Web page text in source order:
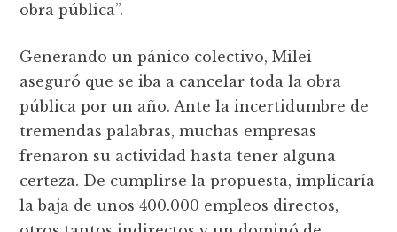
obra pública”.
Generando un pánico colectivo, Milei
aseguró que se iba a cancelar toda la obra
pública por un año. Ante la incertidumbre de
tremendas palabras, muchas empresas
frenaron su actividad hasta tener alguna
certeza. De cumplirse la propuesta, implicaría
la baja de unos 400.000 empleos directos,